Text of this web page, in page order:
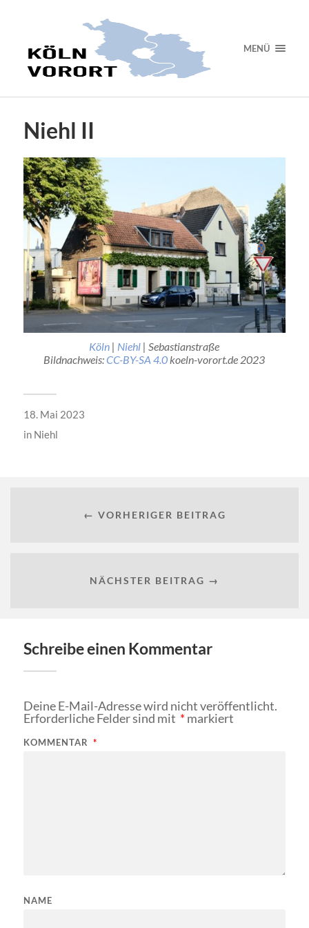
MENÜ
Niehl II
Köln | Niehl | Sebastianstraße
Bildnachweis:CC-BY-SA 4.0koeln-vorort.de 2023
18. Mai 2023
in Niehl
← VORHERIGER BEITRAG
NÄCHSTER BEITRAG →
Schreibe einen Kommentar
Deine E-Mail-Adresse wird nicht veröffentlicht.
Erforderliche Felder sind mit *markiert
KOMMENTAR *
NAME